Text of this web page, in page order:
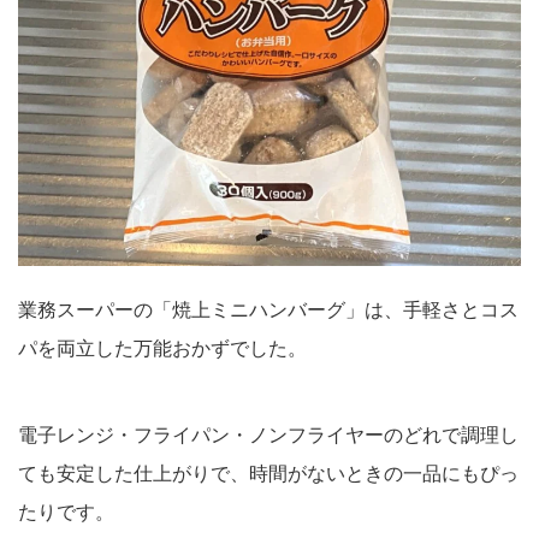
業務スーパーの「焼上ミニハンバーグ」は、手軽さとコス
パを両立した万能おかずでした。
電子レンジ・フライパン・ノンフライヤーのどれで調理し
ても安定した仕上がりで、時間がないときの一品にもぴっ
たりです。